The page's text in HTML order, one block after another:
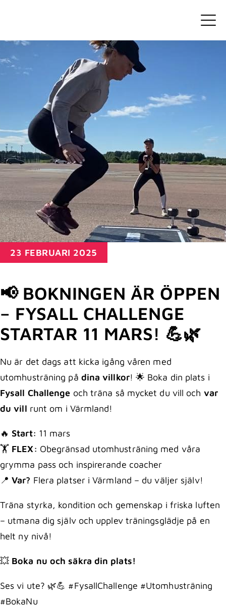
23 FEBRUARI 2025
📢 BOKNINGEN ÄR ÖPPEN
– FYSALL CHALLENGE
STARTAR 11 MARS! 💪🌿
Nu är det dags att kicka igång våren med
utomhusträning på dina villkor! 🌟 Boka din plats i
Fysall Challenge och träna så mycket du vill och var
du vill runt om i Värmland!
🔥 Start: 11 mars
🏋️ FLEX: Obegränsad utomhusträning med våra
grymma pass och inspirerande coacher
📍Var? Flera platser i Värmland – du väljer själv!
Träna styrka, kondition och gemenskap i friska luften
– utmana dig själv och upplev träningsglädje på en
helt ny nivå!
💥 Boka nu och säkra din plats!
Ses vi ute? 🌿💪 #FysallChallenge #Utomhusträning
#BokaNu